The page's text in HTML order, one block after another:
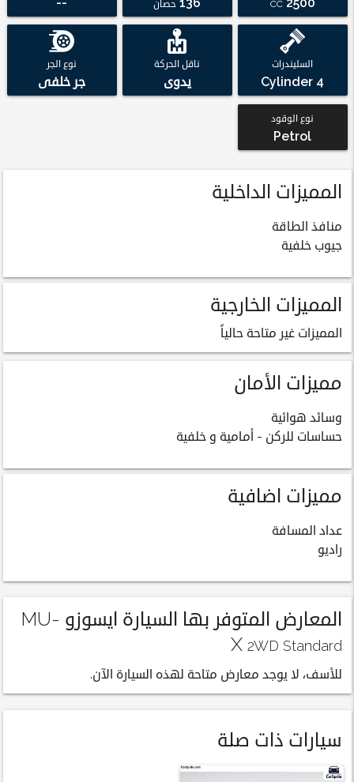
CC حصان
السليندرات
4 Cylinder
ناقل الحركة
يدوى
نوع الجر
جر خلفى
نوع الوقود
Petrol
المميزات الداخلية
منافذ الطاقة
جيوب خلفية
المميزات الخارجية
المميزات غير متاحة حالياً
مميزات الأمان
وسائد هوائية
حساسات للركن - أمامية و خلفية
مميزات اضافية
عداد المسافة
راديو
المعارض المتوفر بها السيارة ايسوزو MU-
X 2WD Standard
للأسف، لا يوجد معارض متاحة لهذه السيارة الآن.
سيارات ذات صلة